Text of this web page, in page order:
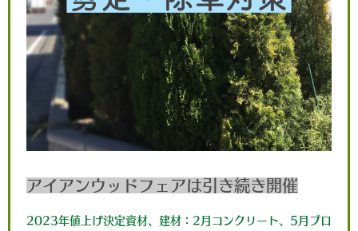
アイアンウッドフェアは引き続き開催
2023年値上げ決定資材、建材：2月コンクリート、 5月ブロ